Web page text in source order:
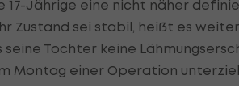
Jährige eine nicht näher
Zustand sei stabil, heißt es
Tochter keine
Montag einer Operation